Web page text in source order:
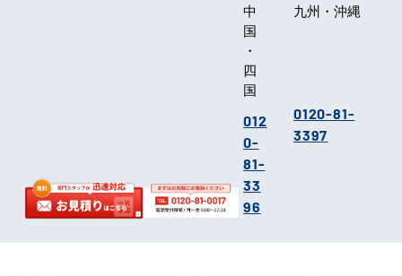
中
国
・
四
国
012
0-
81-
33
96
九州・沖縄
0120-81-
3397